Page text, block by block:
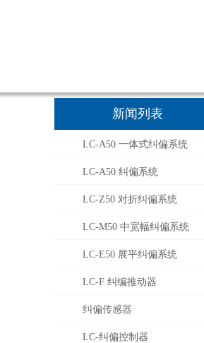
新闻列表
LC-A50 一体式纠偏系统
LC-A50 纠偏系统
LC-Z50 对折纠偏系统
LC-M50 中宽幅纠偏系统
LC-E50 展平纠偏系统
LC-F 纠编推动器
纠偏传感器
LC-纠偏控制器